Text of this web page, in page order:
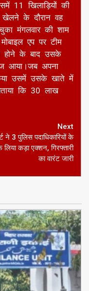
11 खिलाड़ियों की
खेलने के दौरान वह
मंगलवार की शाम
एप पर टीम
होने के बाद उसके
आया।जब अपना
उसमें उसके खाते में
कि 30 लाख
Next
ने 3 पुलिस पदाधिकारियों के
लिया कड़ा एक्शन, गिरफ्तारी
का वारंट जारी